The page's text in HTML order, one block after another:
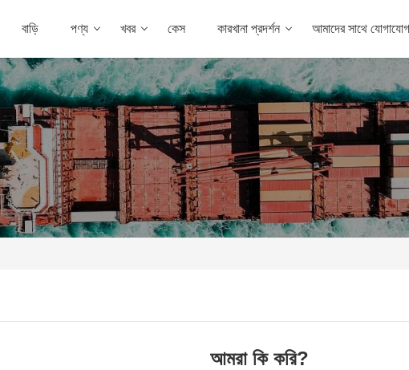
বাড়ি পণ্য খবর কেস কারখানা প্রদর্শন আমাদের সাথে
আমরা কি করি?